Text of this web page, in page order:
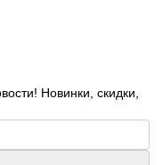
Новинки, скидки,